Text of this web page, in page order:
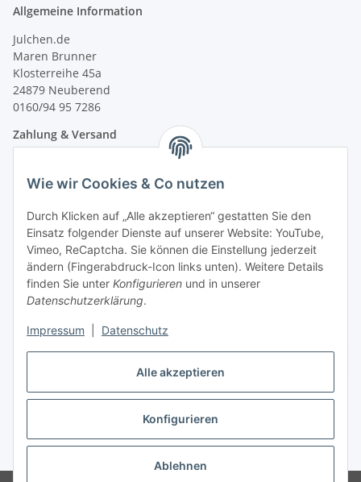
Alle akzeptieren
Konfigurieren
Ablehnen
Wie wir Cookies & Co nutzen
Durch Klicken auf „Alle akzeptieren“ gestatten Sie den
Einsatz folgender Dienste auf unserer Website: YouTube,
Vimeo, ReCaptcha. Sie können die Einstellung jederzeit
ändern (Fingerabdruck-Icon links unten). Weitere Details
finden Sie unter Konfigurieren und in unserer
Datenschutzerklärung.
Impressum Datenschutz
Allgemeine Information
Julchen.de
Maren Brunner
Klosterreihe 45a
24879 Neuberend
0160/94 95 7286
Zahlung & Versand
Vertrag widerrufen
* Alle Preise inkl. gesetzlicher USt., zzgl.Versand